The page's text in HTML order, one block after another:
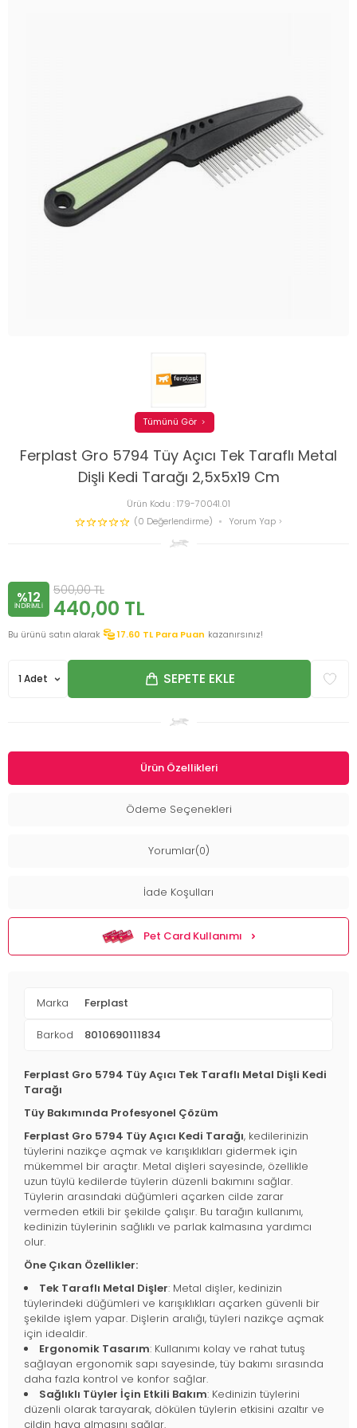
Ferplast Gro 5794 Tüy Açıcı Tek Taraflı Metal
Dişli Kedi Tarağı 2,5x5x19 Cm
Ürün Kodu :179-70041.01
(0 Değerlendirme)
Yorum Yap
Tümünü Gör
%12
INDIRIMLI
500,00TL
440,00 TL
Bu ürünü satın alarak 17.60 TL Para Puan kazanırsınız!
SEPETE EKLE
Ürün Özellikleri
Ödeme Seçenekleri
Yorumlar(0)
İade Koşulları
Pet Card Kullanımı
Marka Ferplast
Barkod 8010690111834
Ferplast Gro 5794 Tüy Açıcı Tek Taraflı Metal Dişli Kedi
Tarağı
Tüy Bakımında Profesyonel Çözüm
Ferplast Gro 5794 Tüy Açıcı Kedi Tarağı, kedilerinizin
tüylerini nazikçe açmak ve karışıklıkları gidermek için
mükemmel bir araçtır. Metal dişleri sayesinde, özellikle
uzun tüylü kedilerde tüylerin düzenli bakımını sağlar.
Tüylerin arasındaki düğümleri açarken cilde zarar
vermeden etkili bir şekilde çalışır. Bu tarağın kullanımı,
kedinizin tüylerinin sağlıklı ve parlak kalmasına yardımcı
olur.
Öne Çıkan Özellikler:
Tek Taraflı Metal Dişler: Metal dişler, kedinizin
tüylerindeki düğümleri ve karışıklıkları açarken güvenli bir
şekilde işlem yapar. Dişlerin aralığı, tüyleri nazikçe açmak
için idealdir.
Ergonomik Tasarım: Kullanımı kolay ve rahat tutuş
sağlayan ergonomik sapı sayesinde, tüy bakımı sırasında
daha fazla kontrol ve konfor sağlar.
Sağlıklı Tüyler İçin Etkili Bakım: Kedinizin tüylerini
düzenli olarak tarayarak, dökülen tüylerin etkisini azaltır ve
cildin hava almasını sağlar.